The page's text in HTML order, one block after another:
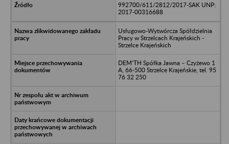
992700/611/2812/2017-SAK UNP:
2017-00316688
Usługowo-Wytwórcza Spółdzielnia
Pracy w Strzelcach Krajeńskich -
Strzelce Krajeńskich
DEM’TH Spółka Jawna – Czyżewo 1
A, 66-500 Strzelce Krajeńskie, tel. 95
76 32 250